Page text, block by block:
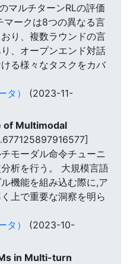
マルチターンRLの評価
マークは8つの異なる言
り、複数ラウンドの言
、オープンエンド対話
る様々なタスクをカバ
タ）
(2023-11-
of Multimodal
モーダル命令チューニ
析を行う。 大規模言語
機能を組み込む際に,ア
上で重要な洞察を明ら
タ）
(2023-10-
in Multi-turn